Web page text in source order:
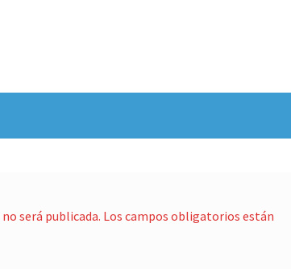
será publicada. Los campos obligatorios están